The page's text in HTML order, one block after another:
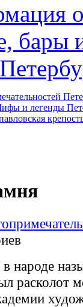
бары
и легенды
народе
расколот